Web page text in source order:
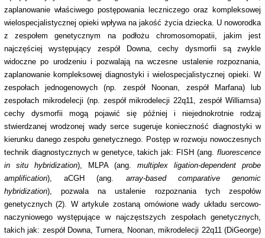
zaplanowanie właściwego postępowania leczniczego oraz kompleksowej
wielospecjalistycznej opieki wpływa na jakość życia dziecka. U noworodka
z zespołem genetycznym na podłożu chromosomopatii, jakim jest
najczęściej występujący zespół Downa, cechy dysmorfii są zwykle
widoczne po urodzeniu i pozwalają na wczesne ustalenie rozpoznania,
zaplanowanie kompleksowej diagnostyki i wielospecjalistycznej opieki. W
zespołach jednogenowych (np. zespół Noonan, zespół Marfana) lub
zespołach mikrodelecji (np. zespół mikrodelecji 22q11, zespół Williamsa)
cechy dysmorfii mogą pojawić się później i niejednokrotnie rodzaj
stwierdzanej wrodzonej wady serce sugeruje konieczność diagnostyki w
kierunku danego zespołu genetycznego. Postęp w rozwoju nowoczesnych
technik diagnostycznych w genetyce, takich jak: FISH (ang.fluorescence
in situ hybridization), MLPA (ang.multiplex ligation-dependent probe
amplification), aCGH (ang. array-based comparative genomic
hybridization), pozwala na ustalenie rozpoznania tych zespołów
genetycznych (2). W artykule zostaną omówione wady układu sercowo-
naczyniowego występujące w najczęstszych zespołach genetycznych,
takich jak: zespół Downa, Turnera, Noonan, mikrodelecji 22q11 (DiGeorge)